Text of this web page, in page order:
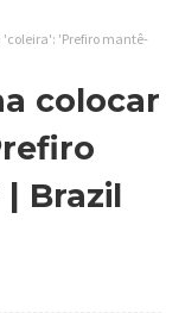
'coleira': 'Prefiro mantê-
colocar
Brazil